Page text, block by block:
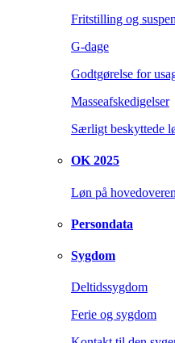
Fritstilling og
G-dage
Godtgørelse for
Masseafskedigelser
Særligt beskyttede
OK 2025
Løn på
Persondata
Sygdom
Deltidssygdom
Ferie og sygdom